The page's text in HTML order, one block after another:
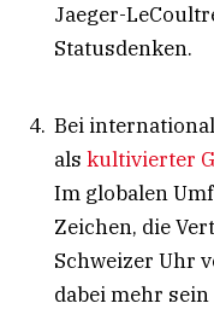
Jaeger-
Statusdenken.
Bei
als kultivierter
Im globalen
Zeichen, die
Schweizer Uhr
dabei mehr